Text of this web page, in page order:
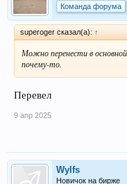
Команда форума
superoger сказал(а): ↑
Можно перенести в
почему-то.
Перевел
9 апр 2025
Wylfs
Новичок на бирже